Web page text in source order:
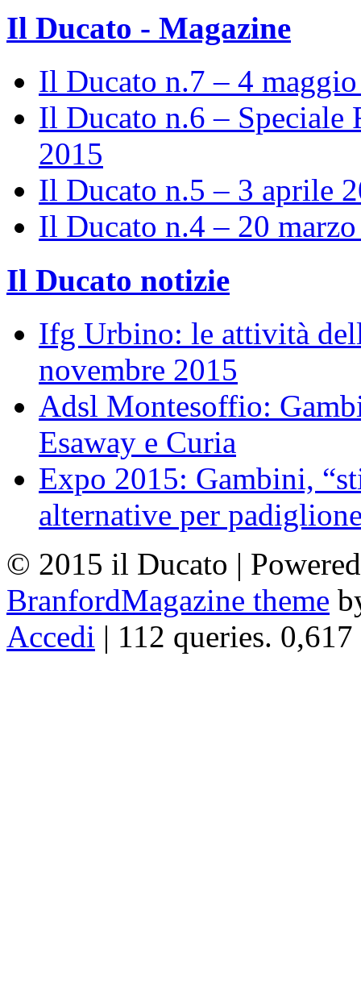
Il Ducato - Magazine
Il Ducato n.7 – 4
Il Ducato n.6 – Speciale
2015
Il Ducato n.5 – 3 aprile
Il Ducato n.4 – 20
Il Ducato notizie
Ifg Urbino: le attività
novembre 2015
Adsl Montesoffio:
Esaway e Curia
Expo 2015: Gambini,
alternative per
© 2015 il Ducato |
BranfordMagazine theme
Accedi | 112 queries. 0,617